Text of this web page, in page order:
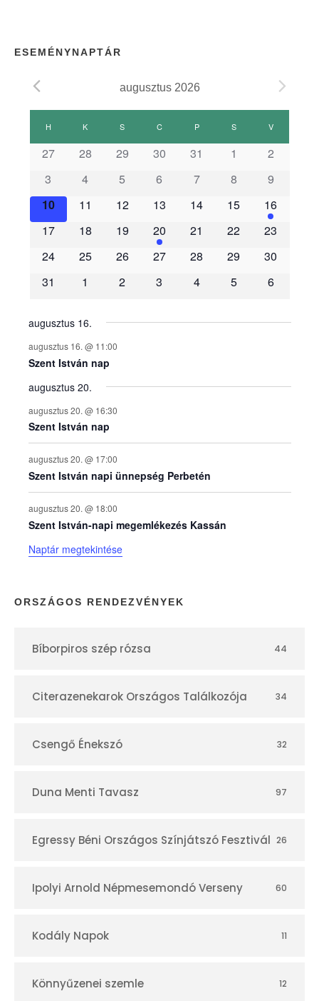
ESEMÉNYNAPTÁR
augusztus 2026
E
e
m
é
n
y
e
k
n
a
p
t
r
H K S CCSÜTÖRTÖK
PPÉNTEK SSZOMBAT
VVASÁRNAP
27 28 29 30 31 1
2
3
4 5 6 7 8
9
10
11 12 13 14 15
16
17
18 19 20 21 22
23
24
25 26 27 28 29
30
31
1 2 3 4 5 6
augusztus 16.
augusztus 16. @ 11:00
Szent István nap
augusztus 20.
augusztus 20. @ 16:30
Szent István nap
augusztus 20. @ 17:00
Szent István napi ünnepség Perbetén
augusztus 20. @ 18:00
Szent István-napi megemlékezés Kassán
Naptár megtekintése
ORSZÁGOS RENDEZVÉNYEK
Bíborpiros szép rózsa 44
Citerazenekarok Országos Találkozója 34
Csengő Énekszó 32
Duna Menti Tavasz 97
Egressy Béni Országos Színjátszó Fesztivál 26
Ipolyi Arnold Népmesemondó Verseny 60
Kodály Napok 11
Könnyűzenei szemle 12